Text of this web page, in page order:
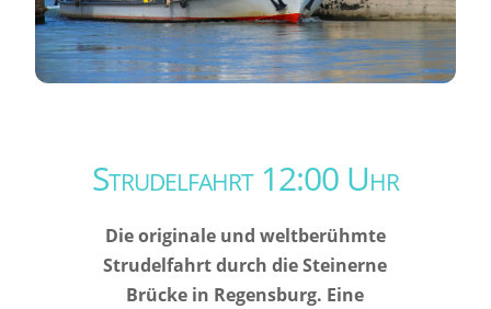
Strudelfahrt 12:00 Uhr
Die originale und weltberühmte
Strudelfahrt durch die Steinerne
Brücke in Regensburg. Eine